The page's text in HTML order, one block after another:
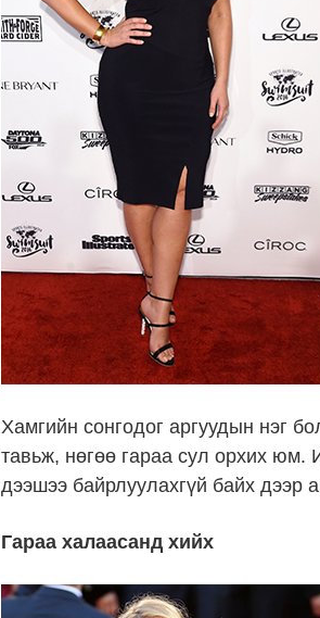
Хамгийн сонгодог аргуудын нэг
тавьж, нөгөө гараа сул орхих юм.
дээшээ байрлуулахгүй байх дээр
Гараа халаасанд хийх